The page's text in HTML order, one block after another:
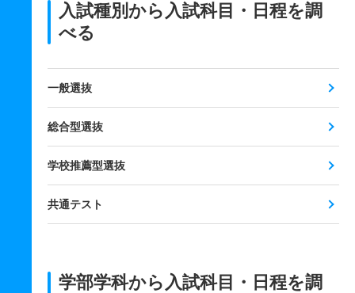
入試種別から入試科目・日程を調
べる
一般選抜
総合型選抜
学校推薦型選抜
共通テスト
学部学科から入試科目・日程を調